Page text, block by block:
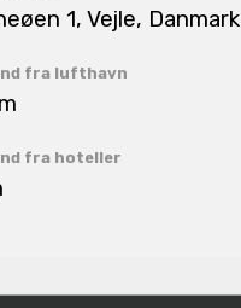
1, Vejle, Danmark
fra lufthavn
fra hoteller